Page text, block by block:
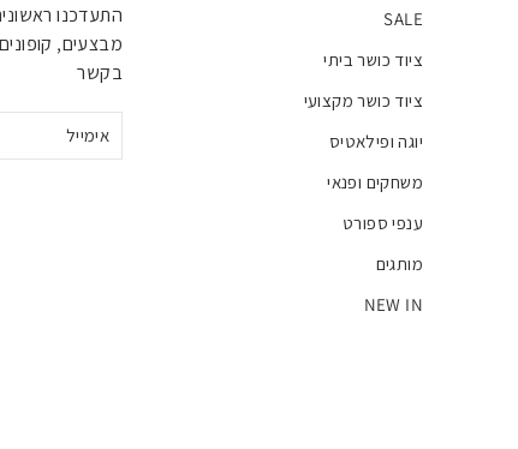
SALE
ציוד כושר ביתי
ציוד כושר מקצועי
יוגה ופילאטיס
משחקים ופנאי
ענפי ספורט
מותגים
NEW IN
התעדכנו
מבצעים,
בקשר
אימייל